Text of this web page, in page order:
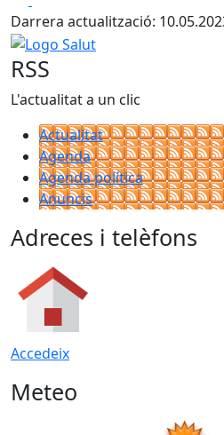
Darrera actualització:
Logo Salut
RSS
L'actualitat a un clic
Actualitat
Agenda
Agenda política
Anuncis
Adreces i telèfons
Accedeix
Meteo